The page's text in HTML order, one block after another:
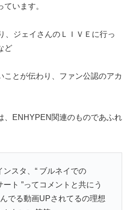
います。
、ジェイさんのＬＩＶＥに行っ
ど
ことが伝わり、ファン公認のアカ
、ENHYPEN関連のものであふれ
ンスタ、“ ブルネイでの
ト ”ってコメントと共にう
でる動画UPされてるの理想